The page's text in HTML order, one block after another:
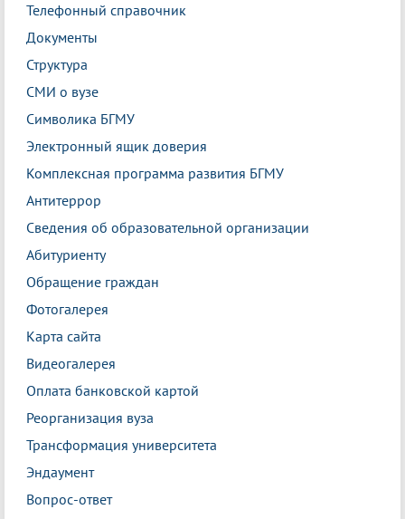
Телефонный справочник
Документы
Структура
СМИ о вузе
Символика БГМУ
Электронный ящик доверия
Комплексная программа развития БГМУ
Антитеррор
Сведения об образовательной организации
Абитуриенту
Обращение граждан
Фотогалерея
Карта сайта
Видеогалерея
Оплата банковской картой
Реорганизация вуза
Трансформация университета
Эндаумент
Вопрос-ответ